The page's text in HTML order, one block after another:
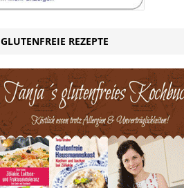
GLUTENFREIE REZEPTE